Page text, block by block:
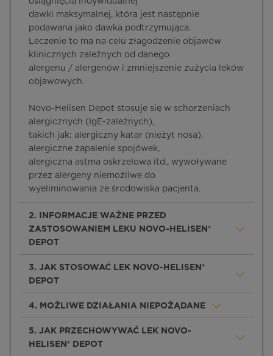
dawki maksymalnej, która jest następnie
podawana jako dawka podtrzymująca.
Leczenie to ma na celu złagodzenie objawów
klinicznych zależnych od danego
alergenu / alergenów i zmniejszenie zużycia leków
objawowych.
Novo-Helisen Depot stosuje się w schorzeniach
alergicznych (IgE-zależnych),
takich jak: alergiczny katar (nieżyt nosa),
alergiczne zapalenie spojówek,
alergiczna astma oskrzelowa itd., wywoływane
przez alergeny niemożliwe do
wyeliminowania ze środowiska pacjenta.
2. INFORMACJE WAŻNE PRZED
ZASTOSOWANIEM LEKU NOVO-HELISEN®
DEPOT
3. JAK STOSOWAĆ LEK NOVO-HELISEN®
DEPOT
4. MOŻLIWE DZIAŁANIA NIEPOŻĄDANE
5. JAK PRZECHOWYWAĆ LEK NOVO-
HELISEN® DEPOT